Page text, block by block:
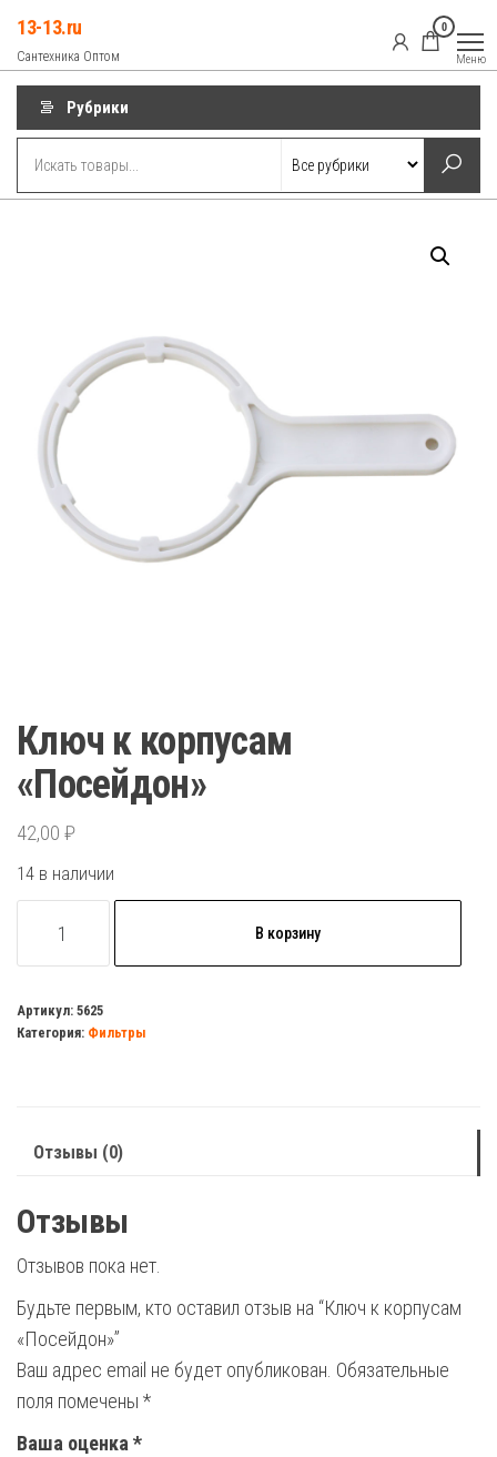
содержимому
13-13.ru
Сантехника Оптом
0
Меню
Рубрики
Ключ к корпусам
«Посейдон»
42,00 ₽
14 в наличии
товара
к
корпусам
В корзину
Артикул: 5625
Категория: Фильтры
Отзывы (0)
Отзывы
Отзывов пока нет.
Будьте первым, кто оставил отзыв на “Ключ к корпусам
«Посейдон»”
Ваш адрес email не будет опубликован. Обязательные
поля помечены *
Ваша оценка *